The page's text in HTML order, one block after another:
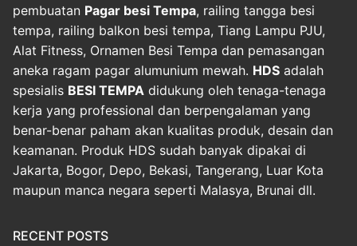
pembuatan Pagar besi Tempa, railing tangga besi
tempa, railing balkon besi tempa, Tiang Lampu PJU,
Alat Fitness, Ornamen Besi Tempa dan pemasangan
aneka ragam pagar alumunium mewah. HDS adalah
spesialis BESI TEMPA didukung oleh tenaga-tenaga
kerja yang professional dan berpengalaman yang
benar-benar paham akan kualitas produk, desain dan
keamanan. Produk HDS sudah banyak dipakai di
Jakarta, Bogor, Depo, Bekasi, Tangerang, Luar Kota
maupun manca negara seperti Malasya, Brunai dll.
RECENT POSTS